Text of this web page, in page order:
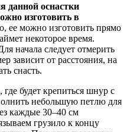
данной оснастки
изготовить в
ее можно изготовить прямо
некоторое время.
начала следует отмерить
зависит от расстояния, на
снасть.
будет крепиться шнур с
небольшую петлю для
каждые 30–40 см
грузило к концу